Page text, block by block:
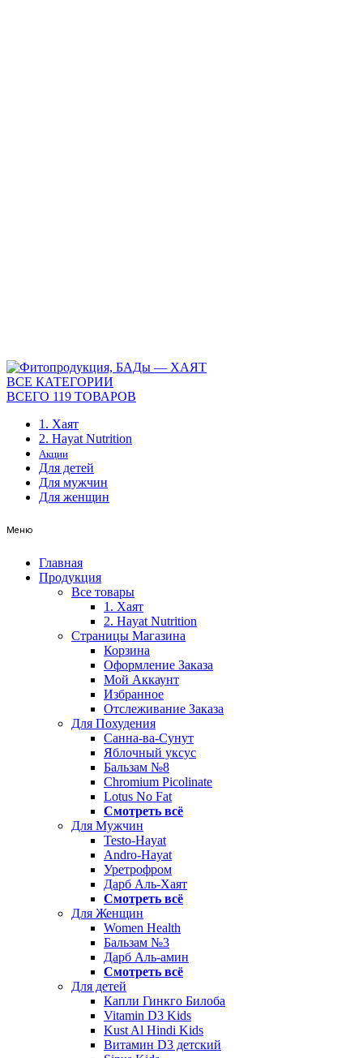
ВСЕ КАТЕГОРИИ
ВСЕГО 119 ТОВАРОВ
1. Хаят
2. Hayat Nutrition
Акции
Для детей
Для мужчин
Для женщин
Меню
Главная
Продукция
Все товары
1. Хаят
2. Hayat Nutrition
Страницы Магазина
Корзина
Оформление Заказа
Мой Аккаунт
Избранное
Отслеживание Заказа
Для Похудения
Санна-ва-Сунут
Яблочный уксус
Бальзам №8
Chromium Picolinate
Lotus No Fat
Смотреть всё
Для Мужчин
Testo-Hayat
Andro-Hayat
Уретрофром
Дарб Аль-Хаят
Смотреть всё
Для Женщин
Women Health
Бальзам №3
Дарб Аль-амин
Смотреть всё
Для детей
Капли Гинкго Билоба
Vitamin D3 Kids
Kust Al Hindi Kids
Витамин D3 детский